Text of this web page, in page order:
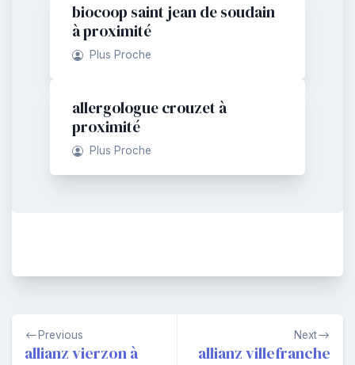
biocoop saint jean de soudain
à proximité
Plus Proche
allergologue crouzet à
proximité
Plus Proche
Navigation
de
Previous
allianz vierzon à
Next
allianz villefranche